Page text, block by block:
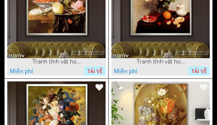
Tranh tĩnh vật hoa quả sơn dầu độc đáo đẹp
Miễn phí
TẢI VỀ
Tranh tĩnh vật hoa quả sơn dầu trang trí phòng ngủ
Miễn phí
TẢI VỀ